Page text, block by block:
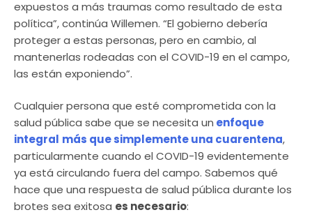
expuestos a más traumas como resultado de esta
política”, continúa Willemen. “El gobierno debería
proteger a estas personas, pero en cambio, al
mantenerlas rodeadas con el COVID-19 en el campo,
las están exponiendo”.
Cualquier persona que esté comprometida con la
salud pública sabe que se necesita un enfoque
integral más que simplemente una cuarentena,
particularmente cuando el COVID-19 evidentemente
ya está circulando fuera del campo. Sabemos qué
hace que una respuesta de salud pública durante los
brotes sea exitosa es necesario: